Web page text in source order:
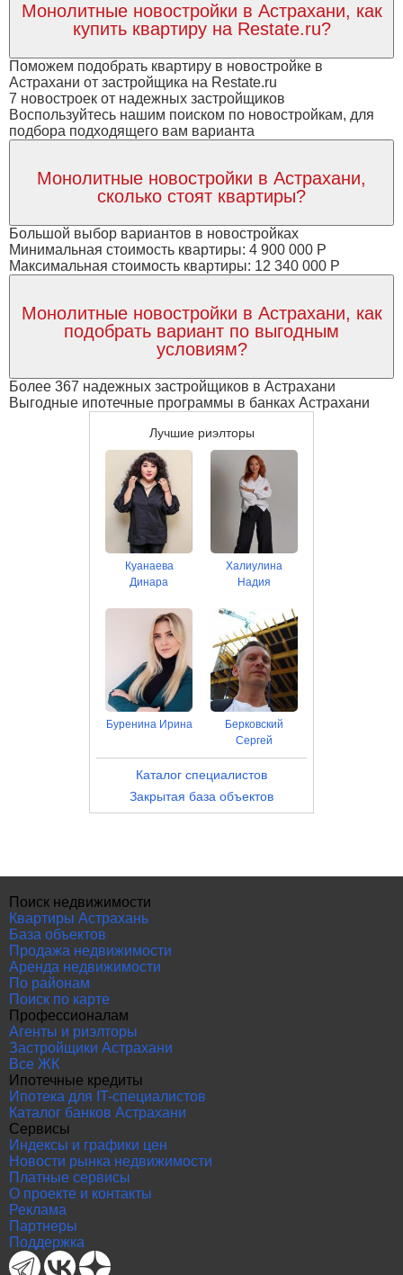
Монолитные новостройки в Астрахани, как
купить квартиру на Restate.ru?
Поможем подобрать квартиру в новостройке в
Астрахани от застройщика на Restate.ru
7 новостроек от надежных застройщиков
Воспользуйтесь нашим поиском по новостройкам, для
подбора подходящего вам варианта
Монолитные новостройки в Астрахани,
сколько стоят квартиры?
Большой выбор вариантов в новостройках
Минимальная стоимость квартиры: 4 900 000 Р
Максимальная стоимость квартиры: 12 340 000 Р
Монолитные новостройки в Астрахани, как
подобрать вариант по выгодным
условиям?
Более 367 надежных застройщиков в Астрахани
Выгодные ипотечные программы в банках Астрахани
Лучшие риэлторы
Куанаева
Динара
Халиулина
Надия
Буренина Ирина
Берковский
Сергей
Каталог специалистов
Закрытая база объектов
Поиск недвижимости
Квартиры Астрахань
База объектов
Продажа недвижимости
Аренда недвижимости
По районам
Поиск по карте
Профессионалам
Агенты и риэлторы
Застройщики Астрахани
Все ЖК
Ипотечные кредиты
Ипотека для IT-специалистов
Каталог банков Астрахани
Сервисы
Индексы и графики цен
Новости рынка недвижимости
Платные сервисы
О проекте и контакты
Реклама
Партнеры
Поддержка